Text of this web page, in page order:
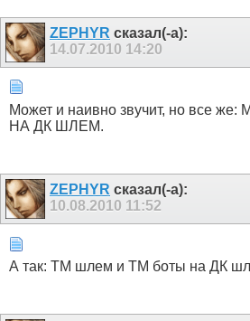
ZEPHYR сказал(-а):
14.07.2010 14:20
Может и наивно звучит, но все
НА ДК ШЛЕМ.
ZEPHYR сказал(-а):
10.08.2010 11:52
А так: ТМ шлем и ТМ боты на ДК